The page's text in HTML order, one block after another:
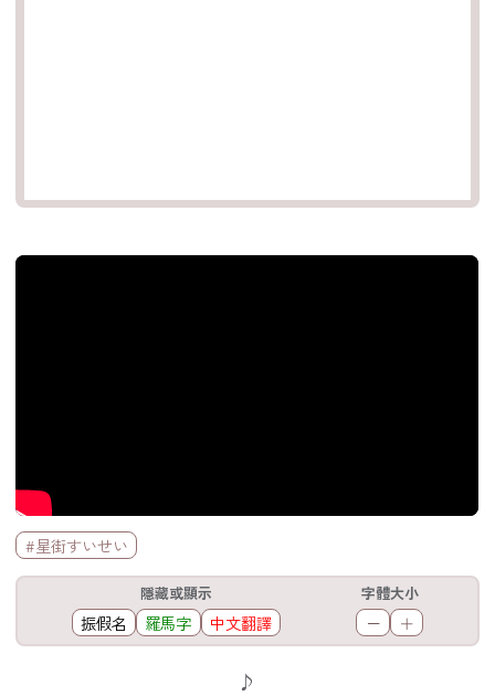
官方Youtube影片
標籤欄
#星街すいせい
隱藏或顯示
振假名 羅馬字 中文翻譯
字體大小
－ ＋
♪